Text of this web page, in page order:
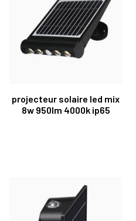
projecteur solaire led mix
8w 950lm 4000k ip65